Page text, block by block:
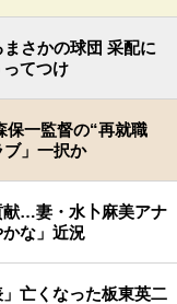
さかの球団 采配に
てつけ
保一監督の“再就職
」一択か
献…妻・水卜麻美アナ
な」近況
」亡くなった板東英二